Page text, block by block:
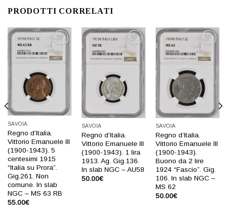
PRODOTTI CORRELATI
Aggiungi
a lista
desideri
SAVOIA
Regno d’Italia.
Vittorio Emanuele III
(1900-1943). 5
centesimi 1915
“Italia su Prora”.
Gig.261. Non
comune. In slab
NGC – MS 63 RB
55.00€
Aggiungi
a lista
desideri
SAVOIA
Regno d’Italia.
Vittorio Emanuele III
(1900-1943). 1 lira
1913. Ag. Gig.136.
In slab NGC – AU58
50.00€
Aggiungi
a lista
desideri
SAVOIA
Regno d’Italia.
Vittorio Emanuele III
(1900-1943).
Buono da 2 lire
1924 “Fascio”. Gig.
106. In slab NGC –
MS 62
50.00€